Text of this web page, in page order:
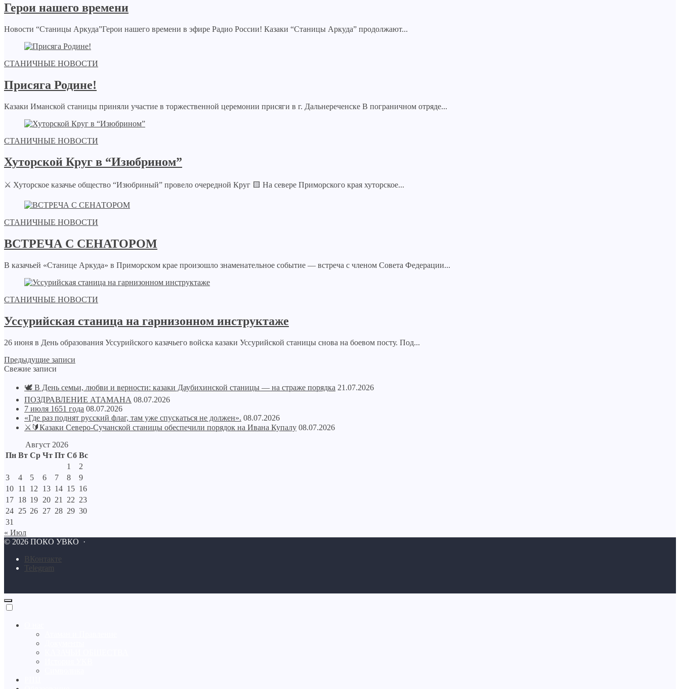
Герои нашего времени
Новости “Станицы Аркуда”Герои нашего времени в эфире Радио России! Казаки “Станицы Аркуда” продолжают...
СТАНИЧНЫЕ НОВОСТИ
Присяга Родине!
Казаки Иманской станицы приняли участие в торжественной церемонии присяги в г. Дальнереченске В пограничном отряде...
СТАНИЧНЫЕ НОВОСТИ
Хуторской Круг в “Изюбрином”
⚔️ Хуторское казачье общество “Изюбриный” провело очередной Круг 🟨 На севере Приморского края хуторское...
СТАНИЧНЫЕ НОВОСТИ
ВСТРЕЧА С СЕНАТОРОМ
В казачьей «Станице Аркуда» в Приморском крае произошло знаменательное событие — встреча с членом Совета Федерации...
СТАНИЧНЫЕ НОВОСТИ
Уссурийская станица на гарнизонном инструктаже
26 июня в День образования Уссурийского казачьего войска казаки Уссурийской станицы снова на боевом посту. Под...
Предыдущие записи
Свежие записи
🕊️ В День семьи, любви и верности: казаки Даубихинской станицы — на страже порядка 21.07.2026
ПОЗДРАВЛЕНИЕ АТАМАНА 08.07.2026
7 июля 1651 года 08.07.2026
«Где раз поднят русский флаг, там уже спускаться не должен». 08.07.2026
⚔🔰Казаки Северо-Сучанской станицы обеспечили порядок на Ивана Купалу 08.07.2026
Август 2026
Пн Вт Ср Чт Пт Сб Вс
1
2
3
4 5 6 7 8
9
10 11 12 13 14 15 16
17 18 19 20 21 22 23
24 25 26 27 28 29 30
31
« Июл
© 2026 ПОКО УВКО ·
BКонтакте
Telegram